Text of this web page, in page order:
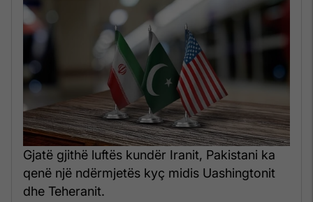
Gjatë gjithë luftës kundër Iranit, Pakistani ka
qenë një ndërmjetës kyç midis Uashingtonit
dhe Teheranit.